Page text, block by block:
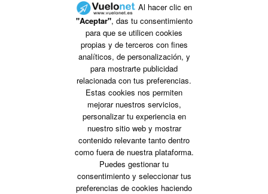
Vuelos baratos a España | Vuelos baratos a Estados Unidos
Vuelos baratos a Nicaragua | Vuelos baratos a Perú
Vuelos baratos a Cuba | Vuelos baratos a Honduras
Vuelos baratos a Guatemala | Vuelos baratos a Portugal
Vuelos baratos a Ecuador |
Precios encontrados por otros usuarios, sujetos a cambio.
| Síguenos en
Al hacer clic en
"Aceptar", das tu consentimiento
para que se utilicen cookies
propias y de terceros con fines
analíticos, de personalización, y
para mostrarte publicidad
relacionada con tus preferencias.
Estas cookies nos permiten
mejorar nuestros servicios,
personalizar tu experiencia en
nuestro sitio web y mostrar
contenido relevante tanto dentro
como fuera de nuestra plataforma.
Puedes gestionar tu
consentimiento y seleccionar tus
preferencias de cookies haciendo